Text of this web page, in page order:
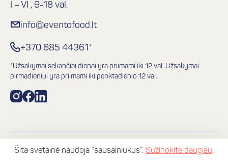
I – VI , 9-18 val.
info@eventofood.lt
+370 685 44361*
*Užsakymai sekančiai dienai yra priimami iki 12 val. Užsakymai
pirmadieniui yra priimami iki penktadienio 12 val.
Šita svetainė naudoja “sausainiukus”. Sužinokite daugiau.